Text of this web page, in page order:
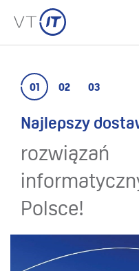
01 02 03
Najlepszy
rozwiązań
Polsce!